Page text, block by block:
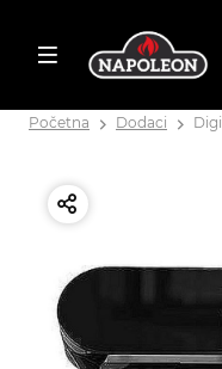
Početna Dodaci